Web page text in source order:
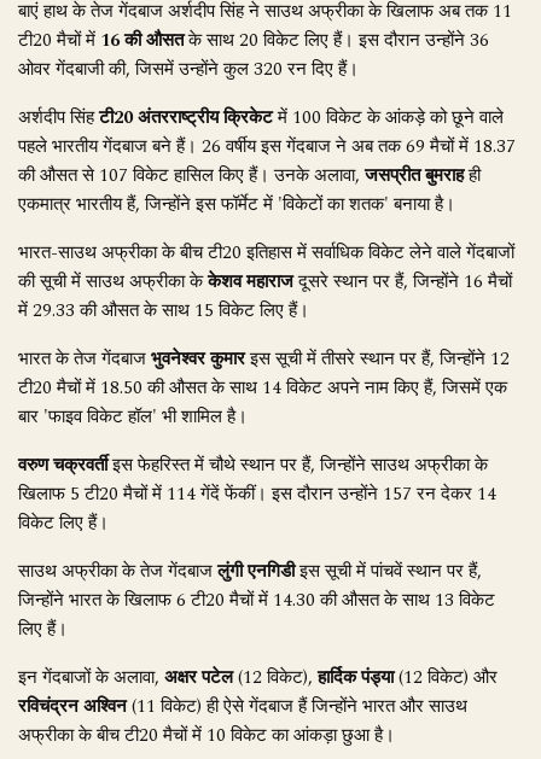
बाएं हाथ के तेज गेंदबाज अर्शदीप सिंह ने साउथ अफ्रीका के खिलाफ अब तक 11
टी20 मैचों में 16 की औसतके साथ 20 विकेट लिए हैं। इस दौरान उन्होंने 36
ओवर गेंदबाजी की, जिसमें उन्होंने कुल 320 रन दिए हैं।
अर्शदीप सिंहटी20 अंतरराष्ट्रीय क्रिकेटमें 100 विकेट के आंकड़े को छूने वाले
पहले भारतीय गेंदबाज बने हैं। 26 वर्षीय इस गेंदबाज ने अब तक 69 मैचों में 18.37
की औसत से 107 विकेट हासिल किए हैं। उनके अलावा,जसप्रीत बुमराहही
एकमात्र भारतीय हैं, जिन्होंने इस फॉर्मेट में 'विकेटों का शतक' बनाया है।
भारत-साउथ अफ्रीका के बीच टी20 इतिहास में सर्वाधिक विकेट लेने वाले गेंदबाजों
की सूची में साउथ अफ्रीका केकेशव महाराजदूसरे स्थान पर हैं, जिन्होंने 16 मैचों
में 29.33 की औसत के साथ 15 विकेट लिए हैं।
भारत के तेज गेंदबाजभुवनेश्वर कुमारइस सूची में तीसरे स्थान पर हैं, जिन्होंने 12
टी20 मैचों में 18.50 की औसत के साथ 14 विकेट अपने नाम किए हैं, जिसमें एक
बार 'फाइव विकेट हॉल' भी शामिल है।
वरुण चक्रवर्तीइस फेहरिस्त में चौथे स्थान पर हैं, जिन्होंने साउथ अफ्रीका के
खिलाफ 5 टी20 मैचों में 114 गेंदें फेंकीं। इस दौरान उन्होंने 157 रन देकर 14
विकेट लिए हैं।
साउथ अफ्रीका के तेज गेंदबाजलुंगी एनगिडीइस सूची में पांचवें स्थान पर हैं,
जिन्होंने भारत के खिलाफ 6 टी20 मैचों में 14.30 की औसत के साथ 13 विकेट
लिए हैं।
इन गेंदबाजों के अलावा, अक्षर पटेल(12 विकेट),हार्दिक पंड्या(12 विकेट) और
रविचंद्रन अश्विन(11 विकेट) ही ऐसे गेंदबाज हैं जिन्होंने भारत और साउथ
अफ्रीका के बीच टी20 मैचों में 10 विकेट का आंकड़ा छुआ है।